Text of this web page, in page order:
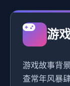
游
游戏故事背
查常年风暴